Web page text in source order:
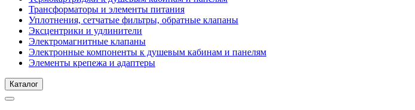
Трансформаторы и элементы питания
Уплотнения, сетчатые фильтры, обратные клапаны
Эксцентрики и удлинители
Электромагнитные клапаны
Электронные компоненты к душевым кабинам и панелям
Элементы крепежа и адаптеры
Каталог